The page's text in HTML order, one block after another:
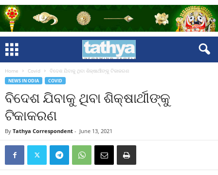
Home Covid ବିଦେଶ ଯିବାକୁ ଥିବା ଶିକ୍ଷାର୍ଥୀଙ୍କୁ ଟିକାକରଣ
NEWS IN ODIA COVID
ବିଦେଶ ଯିବାକୁ ଥିବା ଶିକ୍ଷାର୍ଥୀଙ୍କୁ
ଟିକାକରଣ
By Tathya Correspondent - June 13, 2021